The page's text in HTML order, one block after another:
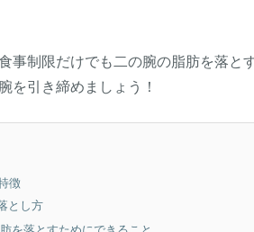
事制限だけでも二の腕の脂肪を落と
を引き締めましょう！
徴
とし方
を落とすためにできること